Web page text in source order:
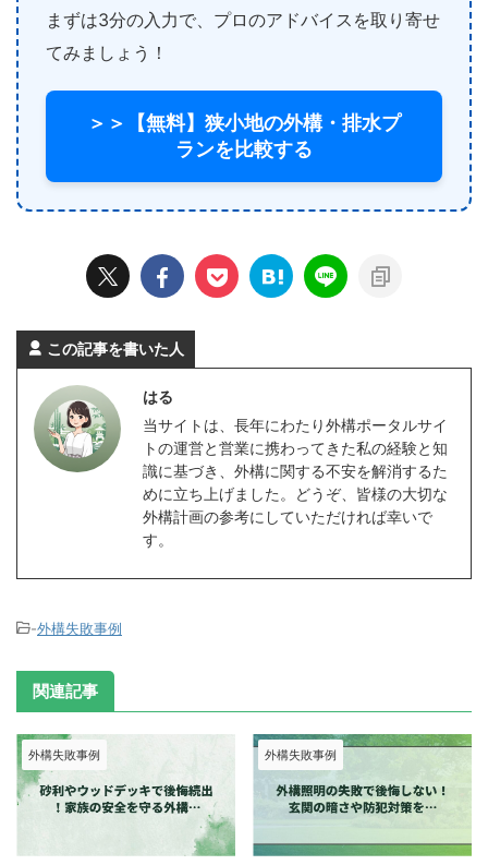
まずは3分の入力で、プロのアドバイスを取り寄せ
てみましょう！
＞＞【無料】狭小地の外構・排水プ
ランを比較する
この記事を書いた人
はる
当サイトは、長年にわたり外構ポータルサイ
トの運営と営業に携わってきた私の経験と知
識に基づき、外構に関する不安を解消するた
めに立ち上げました。どうぞ、皆様の大切な
外構計画の参考にしていただければ幸いで
す。
-外構失敗事例
関連記事
外構失敗事例 外構失敗事例